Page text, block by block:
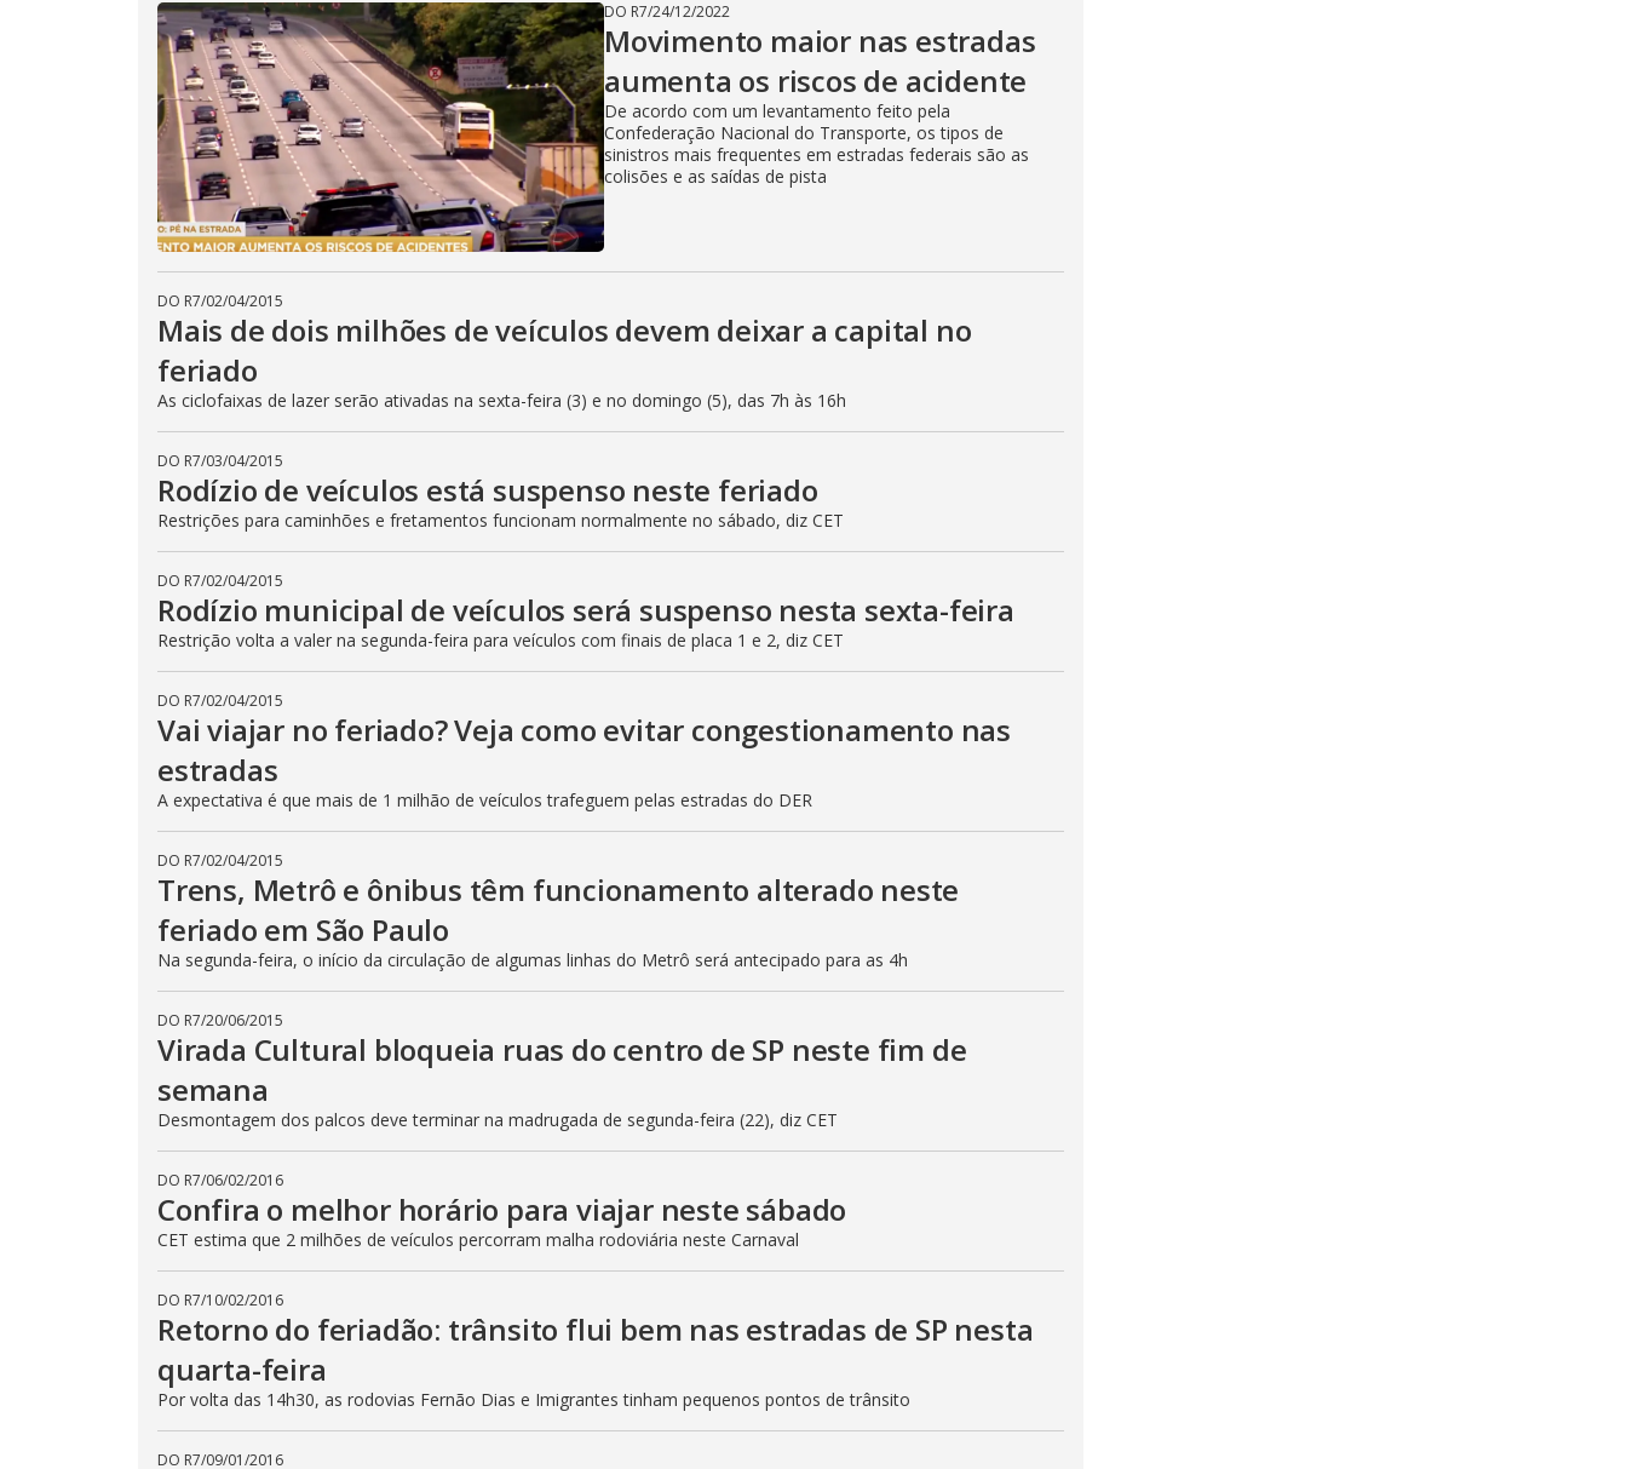
DO R7/24/12/2022
Movimento maior nas estradas
aumenta os riscos de acidente
De acordo com um levantamento feito pela
Confederação Nacional do Transporte, os tipos de
sinistros mais frequentes em estradas federais são as
colisões e as saídas de pista
DO R7/02/04/2015
Mais de dois milhões de veículos devem deixar a capital no
feriado
As ciclofaixas de lazer serão ativadas na sexta-feira (3) e no domingo (5), das 7h às 16h
DO R7/03/04/2015
Rodízio de veículos está suspenso neste feriado
Restrições para caminhões e fretamentos funcionam normalmente no sábado, diz CET
DO R7/02/04/2015
Rodízio municipal de veículos será suspenso nesta sexta-feira
Restrição volta a valer na segunda-feira para veículos com finais de placa 1 e 2, diz CET
DO R7/02/04/2015
Vai viajar no feriado? Veja como evitar congestionamento nas
estradas
A expectativa é que mais de 1 milhão de veículos trafeguem pelas estradas do DER
DO R7/02/04/2015
Trens, Metrô e ônibus têm funcionamento alterado neste
feriado em São Paulo
Na segunda-feira, o início da circulação de algumas linhas do Metrô será antecipado para as 4h
DO R7/20/06/2015
Virada Cultural bloqueia ruas do centro de SP neste fim de
semana
Desmontagem dos palcos deve terminar na madrugada de segunda-feira (22), diz CET
DO R7/06/02/2016
Confira o melhor horário para viajar neste sábado
CET estima que 2 milhões de veículos percorram malha rodoviária neste Carnaval
DO R7/10/02/2016
Retorno do feriadão: trânsito flui bem nas estradas de SP nesta
quarta-feira
Por volta das 14h30, as rodovias Fernão Dias e Imigrantes tinham pequenos pontos de trânsito
DO R7/09/01/2016